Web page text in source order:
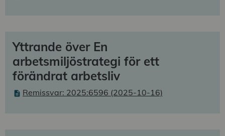
Yttrande över En
arbetsmiljöstrategi för ett
förändrat arbetsliv
Remissvar: 2025:6596 (2025-10-16)